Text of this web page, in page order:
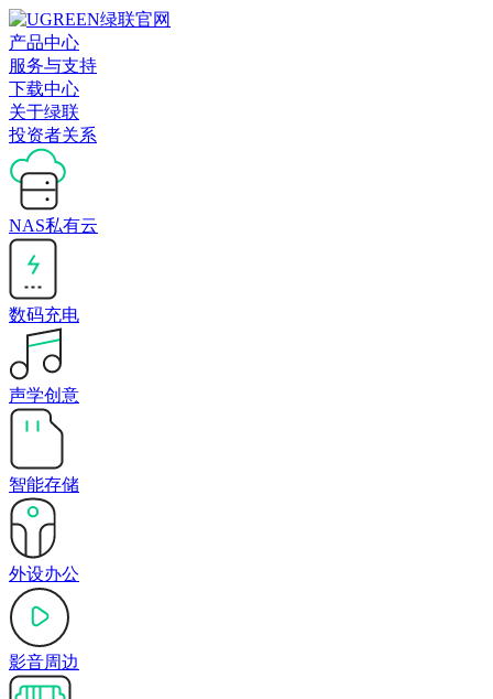
产品中心
服务与支持
下载中心
关于绿联
投资者关系
NAS私有云
数码充电
声学创意
智能存储
外设办公
影音周边